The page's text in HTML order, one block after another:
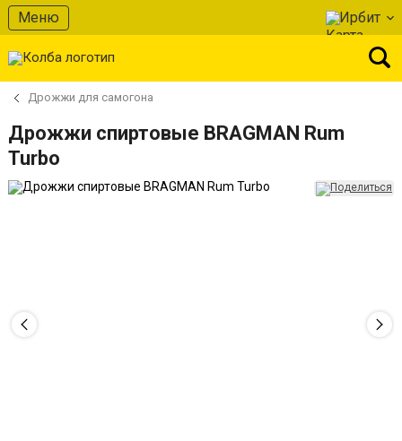
Меню Ирбит
Дрожжи для самогона
Дрожжи спиртовые BRAGMAN Rum
Turbo